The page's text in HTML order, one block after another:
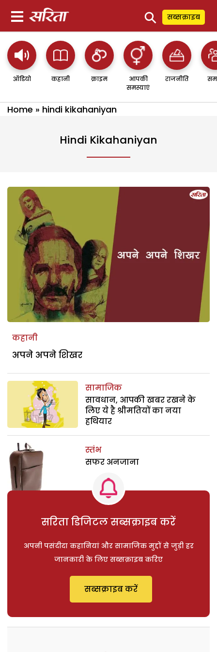
⚲ सब्सक्राइब
ऑडियो कहानी क्राइम
आपकी
समस्याएं
राजनीति
Home » hindi kikahaniyan
Hindi Kikahaniyan
कहानी
अपने अपने शिखर
सामाजिक
सावधान, आपकी खबर रखने के
लिए ये है श्रीमतियों का नया
हथियार
स्तंभ
सफर अनजाना
सरिता डिजिटल सब्सक्राइब करें
अपनी पसंदीदा कहानियां और सामाजिक मुद्दों से जुड़ी हर
जानकारी के लिए सब्सक्राइब करिए
सब्सक्राइब करें